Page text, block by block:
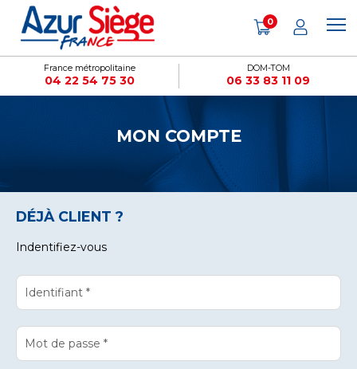
France métropolitaine
04 22 54 75 30
DOM-TOM
06 33 83 11 09
0
MON COMPTE
DÉJÀ CLIENT ?
Indentifiez-vous
Cookies management panel